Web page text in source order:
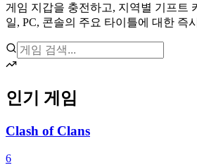
게임 지갑을 충전하고, 지역별 기프트
일, PC, 콘솔의 주요 타이틀에 대한 즉
인기 게임
Clash of Clans
6